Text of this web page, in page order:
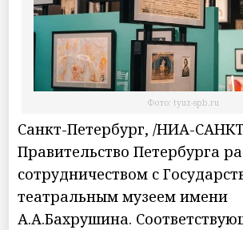
Фото: tyuz-spb.ru
Санкт-Петербург, /НИА-
Правительство Петербурга
сотрудничеством с
театральным музеем имени
А.А.Бахрушина.